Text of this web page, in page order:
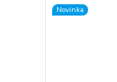
Novinka